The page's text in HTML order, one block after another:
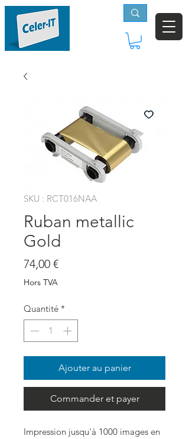
SKU : RCT016NAA
Ruban metallic
Gold
74,00 €Prix
Hors TVA
Quantité *
Ajouter au panier
Commander et payer
Impression jusqu'à 1000 images en